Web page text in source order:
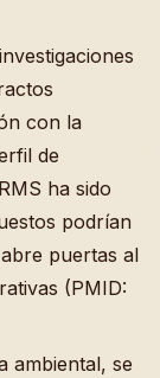
con la
de
ha sido
podrían
puertas al
(PMID:
ambiental, se